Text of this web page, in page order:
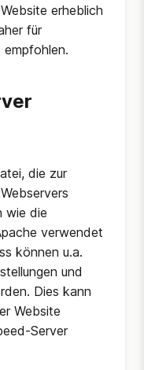
erheblich
für
empfohlen.
die zur
wie die
verwendet
können u.a.
und
Dies kann
Website
Server